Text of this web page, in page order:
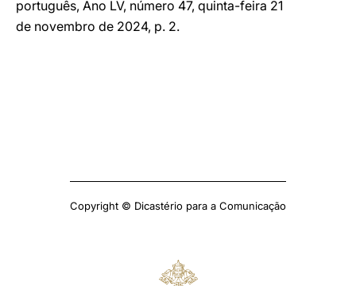
português, Ano LV, número 47, quinta-feira 21
de novembro de 2024, p. 2.
Copyright © Dicastério para a Comunicação